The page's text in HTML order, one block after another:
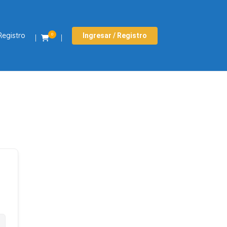
0 Ingresar / Registro